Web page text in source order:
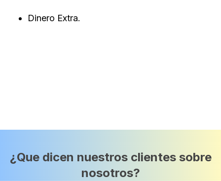
Dinero Extra.
¿Que dicen nuestros clientes sobre
nosotros?